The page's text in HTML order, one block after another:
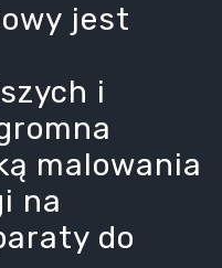
jest
i
malowania
na
do